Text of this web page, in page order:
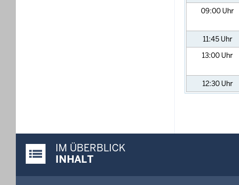
09:00 Uhr
11:45 Uhr
13:00 Uhr
12:30 Uhr
Justiz-Portal im Überblick:
IM ÜBERBLICK
INHALT